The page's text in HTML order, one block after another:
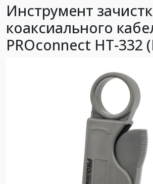
Инструмент
коаксиального
PROconnect HT-332